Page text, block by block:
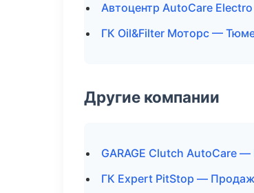
Автоцентр AutoCare
ГК Oil&Filter Моторс —
Другие компании
GARAGE Clutch AutoCare
ГК Expert PitStop —